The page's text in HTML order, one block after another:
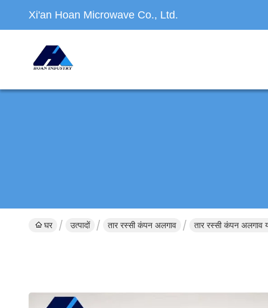
Xi'an Hoan Microwave Co., Ltd.
घर उत्पादों तार रस्सी कंपन अलगाव तार रस्सी कंपन